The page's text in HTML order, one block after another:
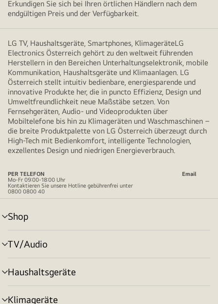
Erkundigen Sie sich bei Ihren örtlichen Händlern nach dem
endgültigen Preis und der Verfügbarkeit.
LG TV, Haushaltsgeräte, Smartphones, KlimageräteLG
Electronics Österreich gehört zu den weltweit führenden
Herstellern in den Bereichen Unterhaltungselektronik, mobile
Kommunikation, Haushaltsgeräte und Klimaanlagen. LG
Österreich stellt intuitiv bedienbare, energiesparende und
innovative Produkte her, die in puncto Effizienz, Design und
Umweltfreundlichkeit neue Maßstäbe setzen. Von
Fernsehgeräten, Audio- und Videoprodukten über
Mobiltelefone bis hin zu Klimageräten und Waschmaschinen –
die breite Produktpalette von LG Österreich überzeugt durch
High-Tech mit Bedienkomfort, intelligente Technologien,
exzellentes Design und niedrigen Energieverbrauch.
PER TELEFON
Email
Mo-Fr 09:00-18:00 Uhr
Kontaktieren Sie unsere Hotline gebührenfrei unter
0800 0800 40
Shop
Menü
umschalten
TV/Audio
Menü
umschalten
Haushaltsgeräte
Menü
umschalten
Klimageräte